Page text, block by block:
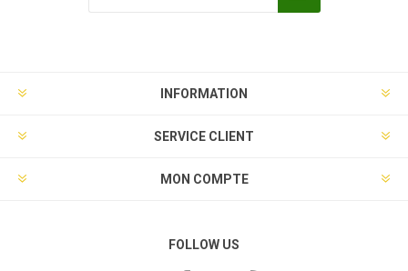
INFORMATION
SERVICE CLIENT
MON COMPTE
FOLLOW US